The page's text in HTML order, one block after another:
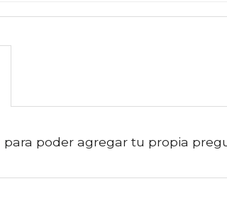
para poder agregar tu propia